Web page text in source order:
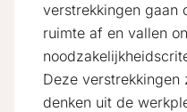
verstrekkingen gaan
ruimte af en vallen
Deze
denken uit de